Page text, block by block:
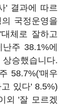
' 결과에 따르
국정운영을
체로 잘하고
주 38.1%에
승했습니다.
58.7%('매우
있다' 8.5%)
외 '잘 모르겠